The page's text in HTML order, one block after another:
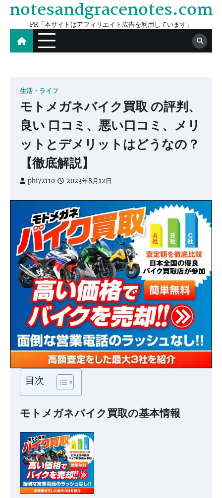
Skip
content
notesandgracenotes.com
PR「本サイトはアフィリエイト広告を利用しています」
生活・ライフ
モトメガネバイク買取 の評判、
良い 口コミ、悪い口コミ、メリ
ットとデメリットはどうなの？
【徹底解説】
phi72110 2023年8月12日
目次
モトメガネバイク買取の基本情報